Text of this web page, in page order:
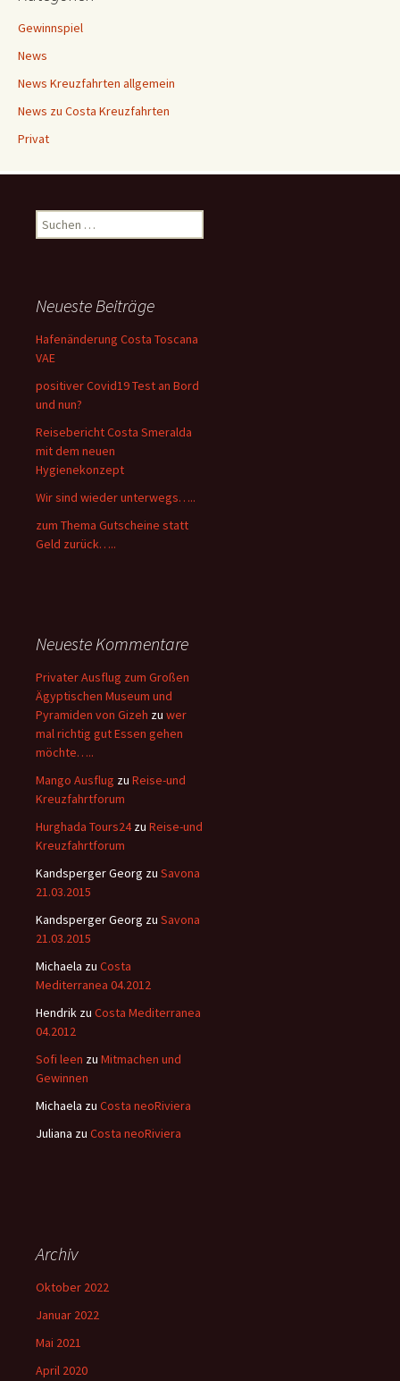
Gewinnspiel
News
News Kreuzfahrten allgemein
News zu Costa Kreuzfahrten
Privat
Suchen
nach:
Neueste Beiträge
Hafenänderung Costa Toscana
VAE
positiver Covid19 Test an Bord
und nun?
Reisebericht Costa Smeralda
mit dem neuen
Hygienekonzept
Wir sind wieder unterwegs…..
zum Thema Gutscheine statt
Geld zurück…..
Neueste Kommentare
Privater Ausflug zum Großen
Ägyptischen Museum und
Pyramiden von Gizeh zu wer
mal richtig gut Essen gehen
möchte…..
Mango Ausflug zu Reise-und
Kreuzfahrtforum
Hurghada Tours24zu Reise-und
Kreuzfahrtforum
Kandsperger Georg zu Savona
21.03.2015
Kandsperger Georg zu Savona
21.03.2015
Michaela zu Costa
Mediterranea 04.2012
Hendrik zu Costa Mediterranea
04.2012
Sofi leen zu Mitmachen und
Gewinnen
Michaela zu Costa neoRiviera
Juliana zu Costa neoRiviera
Archiv
Oktober 2022
Januar 2022
Mai 2021
April 2020